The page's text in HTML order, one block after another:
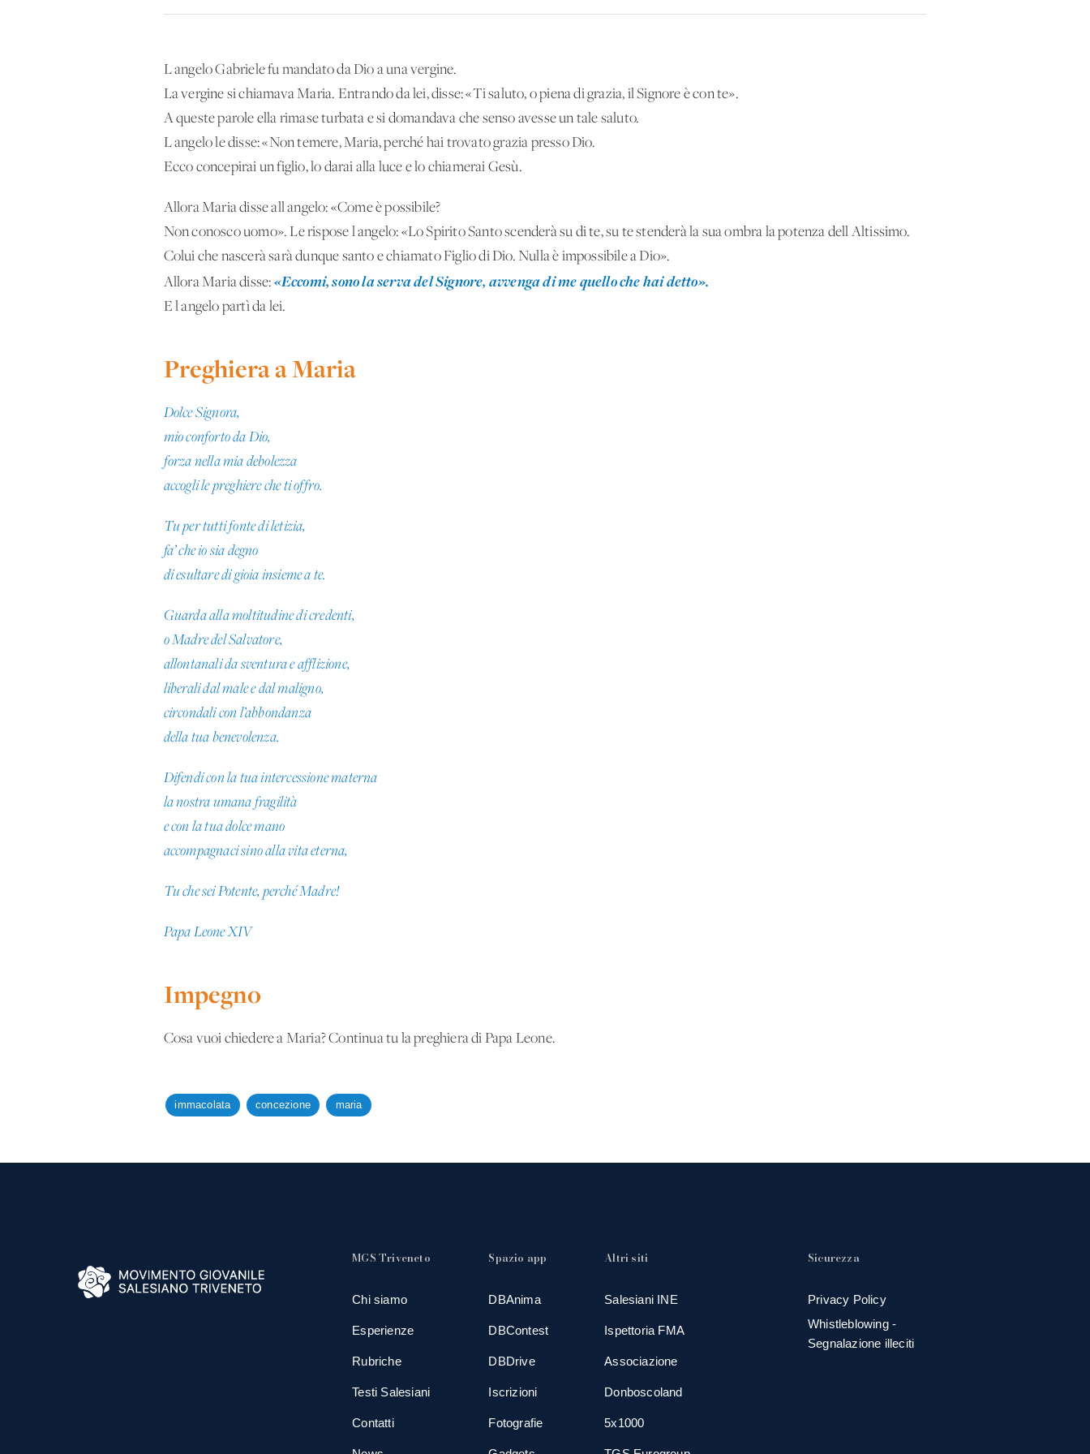
L'angelo Gabriele fu mandato da Dio a una vergine.
La vergine si chiamava Maria. Entrando da lei, disse: «Ti saluto, o piena di grazia, il Signore è con te».
A queste parole ella rimase turbata e si domandava che senso avesse un tale saluto.
L'angelo le disse: «Non temere, Maria, perché hai trovato grazia presso Dio.
Ecco concepirai un figlio, lo darai alla luce e lo chiamerai Gesù.
Allora Maria disse all'angelo: «Come è possibile?
Non conosco uomo». Le rispose l'angelo: «Lo Spirito Santo scenderà su di te, su te stenderà la sua ombra la potenza dell'Altissimo.
Colui che nascerà sarà dunque santo e chiamato Figlio di Dio. Nulla è impossibile a Dio».
Allora Maria disse: «Eccomi, sono la serva del Signore, avvenga di me quello che hai detto».
E l'angelo partì da lei.
Preghiera a Maria
Dolce Signora,
mio conforto da Dio,
forza nella mia debolezza
accogli le preghiere che ti offro.
Tu per tutti fonte di letizia,
fa’ che io sia degno
di esultare di gioia insieme a te.
Guarda alla moltitudine di credenti,
o Madre del Salvatore,
allontanali da sventura e afflizione,
liberali dal male e dal maligno,
circondali con l’abbondanza
della tua benevolenza.
Difendi con la tua intercessione materna
la nostra umana fragilità
e con la tua dolce mano
accompagnaci sino alla vita eterna,
Tu che sei Potente, perché Madre!
Papa Leone XIV
Impegno
Cosa vuoi chiedere a Maria? Continua tu la preghiera di Papa Leone.
immacolata concezione maria
MGS Triveneto
Chi siamo
Esperienze
Rubriche
Testi Salesiani
Contatti
Spazio app
DBAnima
DBContest
DBDrive
Iscrizioni
Fotografie
Altri siti
Salesiani INE
Ispettoria FMA
Associazione
Donboscoland
5x1000
Sicurezza
Privacy Policy
Whistleblowing -
Segnalazione illeciti